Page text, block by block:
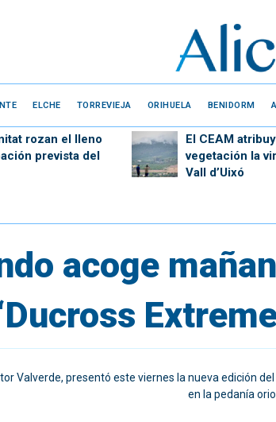
ELCHE TORREVIEJA ORIHUELA BENIDORM
rozan el lleno
prevista del
El CEAM
vegetación la
Vall d’Uixó
acoge
Valverde, presentó este viernes la nueva edición
en la pedanía